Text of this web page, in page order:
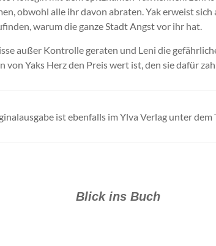
obwohl alle ihr davon abraten. Yak erweist sich
warum die ganze Stadt Angst vor ihr hat.
außer Kontrolle geraten und Leni die
von Yaks Herz den Preis wert ist, den sie dafür
ist ebenfalls im Ylva Verlag unter dem
Blick ins Buch